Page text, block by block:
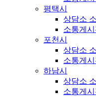
평택시
상담소
소통게
포천시
상담소
소통게
하남시
상담소
소통게